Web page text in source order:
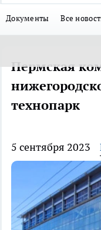
Документы Все
Пермская
технопарк
5 сентября 2023